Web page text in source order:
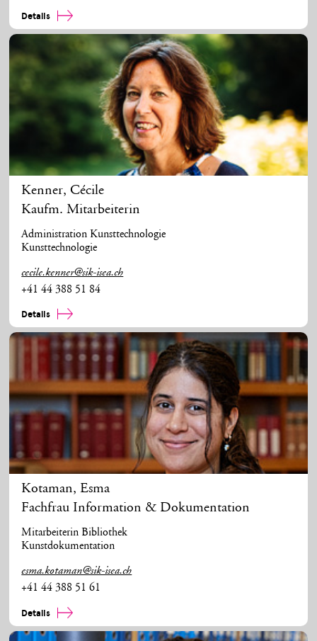
Details
Kenner,Cécile
Kaufm. Mitarbeiterin
Administration Kunsttechnologie
Kunsttechnologie
cecile.kenner@sik-isea.ch
+41 44 388 51 84
Details
Kotaman,Esma
Fachfrau Information & Dokumentation
Mitarbeiterin Bibliothek
Kunstdokumentation
esma.kotaman@sik-isea.ch
+41 44 388 51 61
Details